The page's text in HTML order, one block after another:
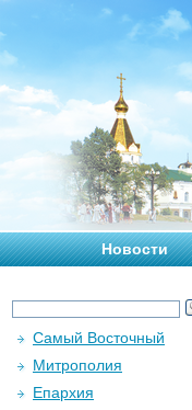
Новости
Самый Восточный
Митрополия
Епархия